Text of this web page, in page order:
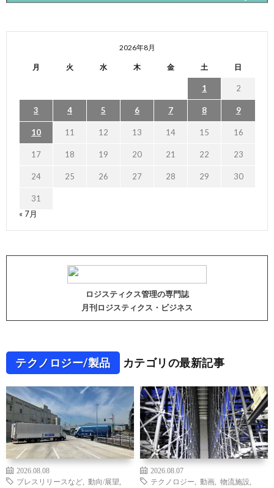
2026年8月
月 火 水 木 金 土 日
1 2
3 4 5 6 7 8 9
10 11 12 13 14 15 16
17 18 19 20 21 22 23
24 25 26 27 28 29 30
31
« 7月
ロジスティクス管理の専門誌
月刊ロジスティクス・ビジネス
テクノロジー/製品 カテゴリの最新記事
2026.08.08
プレスリリースなど
動向/展望
2026.08.07
テクノロジー
動画 物流施設